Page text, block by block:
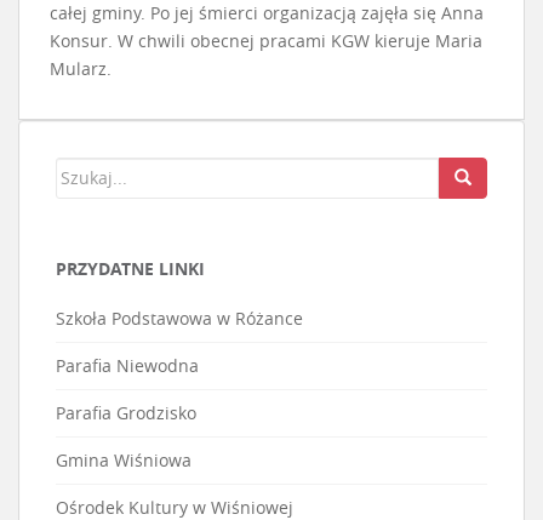
całej gminy. Po jej śmierci organizacją zajęła się Anna
Konsur. W chwili obecnej pracami KGW kieruje Maria
Mularz.
PRZYDATNE LINKI
Szkoła Podstawowa w Różance
Parafia Niewodna
Parafia Grodzisko
Gmina Wiśniowa
Ośrodek Kultury w Wiśniowej